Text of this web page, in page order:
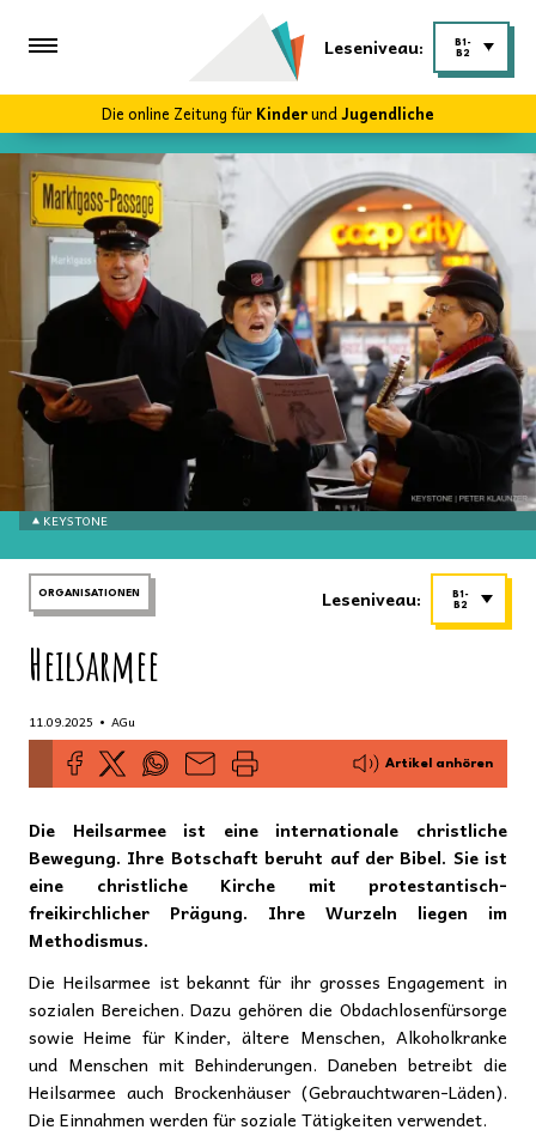
Leseniveau:
B1-
B2
Die online Zeitung fürKinderundJugendliche
KEYSTONE
ORGANISATIONEN Leseniveau:
B1-
B2
Heilsarmee
11.09.2025 • AGu
Artikel anhören
Die Heilsarmee ist eine internationale christliche
Bewegung. Ihre Botschaft beruht auf der Bibel. Sie ist
eine christliche Kirche mit protestantisch-
freikirchlicher Prägung. Ihre Wurzeln liegen im
Methodismus.
Die Heilsarmee ist bekannt für ihr grosses Engagement in
sozialen Bereichen. Dazu gehören die Obdachlosenfürsorge
sowie Heime für Kinder, ältere Menschen, Alkoholkranke
und Menschen mit Behinderungen. Daneben betreibt die
Heilsarmee auch Brockenhäuser (Gebrauchtwaren-Läden).
Die Einnahmen werden für soziale Tätigkeiten verwendet.